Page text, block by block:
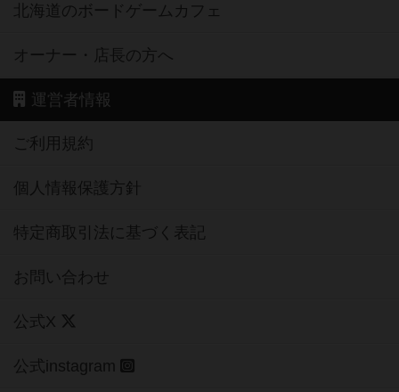
北海道のボードゲームカフェ
オーナー・店長の方へ
運営者情報
ご利用規約
個人情報保護方針
特定商取引法に基づく表記
お問い合わせ
公式X
公式instagram